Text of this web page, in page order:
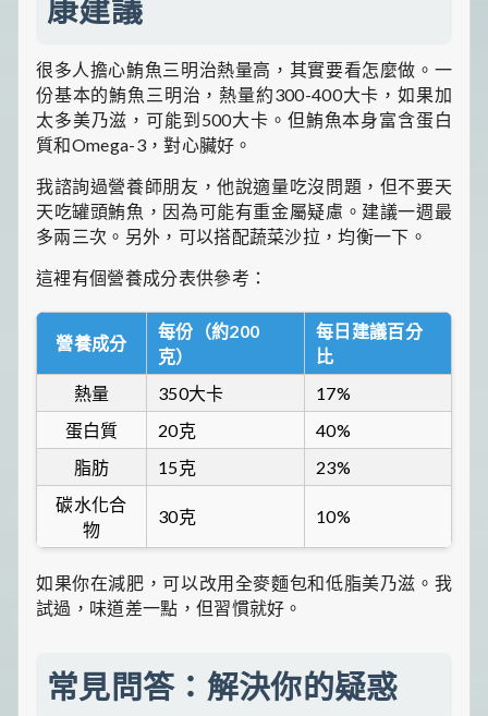
康建議
很多人擔心鮪魚三明治熱量高，其實要看怎麼做。一
份基本的鮪魚三明治，熱量約300-400大卡，如果加
太多美乃滋，可能到500大卡。但鮪魚本身富含蛋白
質和Omega-3，對心臟好。
我諮詢過營養師朋友，他說適量吃沒問題，但不要天
天吃罐頭鮪魚，因為可能有重金屬疑慮。建議一週最
多兩三次。另外，可以搭配蔬菜沙拉，均衡一下。
這裡有個營養成分表供參考：
營養成分
每份（約200
克）
每日建議百分
比
熱量
350大卡
17%
蛋白質
20克
40%
脂肪
15克
23%
碳水化合
物
30克 10%
如果你在減肥，可以改用全麥麵包和低脂美乃滋。我
試過，味道差一點，但習慣就好。
常見問答：解決你的疑惑